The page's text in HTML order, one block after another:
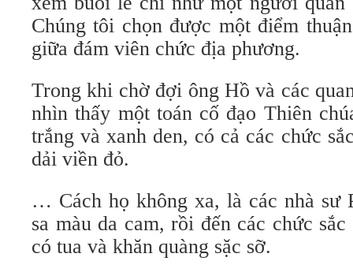
Chúng tôi chọn được một điểm
giữa đám viên chức địa phương.
Trong khi chờ đợi ông Hồ và các
nhìn thấy một toán cố đạo Thiên
trắng và xanh den, có cả các chức
dải viền đỏ.
… Cách họ không xa, là các nhà sư
sa màu da cam, rồi đến các chức
có tua và khăn quàng sặc sỡ.